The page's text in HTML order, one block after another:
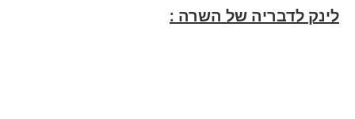
לינק לדבריה של השרה :